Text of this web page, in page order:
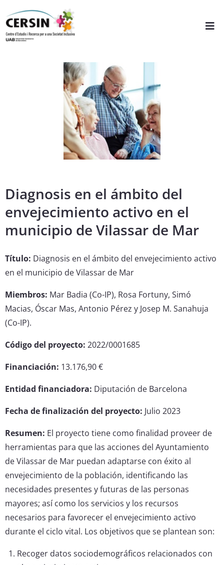
Diagnosis en el ámbito del
envejecimiento activo en el
municipio de Vilassar de Mar
Título: Diagnosis en el ámbito del envejecimiento activo
en el municipio de Vilassar de Mar
Miembros: Mar Badia (Co-IP), Rosa Fortuny, Simó
Macias, Óscar Mas, Antonio Pérez y Josep M. Sanahuja
(Co-IP).
Código del proyecto: 2022/0001685
Financiación: 13.176,90 €
Entidad financiadora: Diputación de Barcelona
Fecha de finalización del proyecto: Julio 2023
Resumen: El proyecto tiene como finalidad proveer de
herramientas para que las acciones del Ayuntamiento
de Vilassar de Mar puedan adaptarse con éxito al
envejecimiento de la población, identificando las
necesidades presentes y futuras de las personas
mayores; así como los servicios y los recursos
necesarios para favorecer el envejecimiento activo
durante el ciclo vital. Los objetivos que se plantean son:
Recoger datos sociodemográficos relacionados con